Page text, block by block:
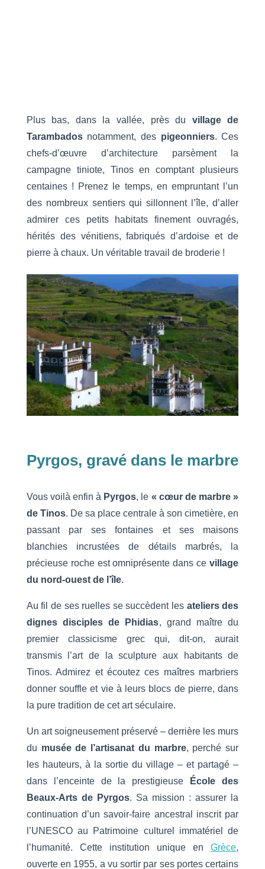
Plus bas, dans la vallée, près du village de
Tarambadosnotamment, des pigeonniers. Ces
chefs-d’œuvre d’architecture parsèment la
campagne tiniote, Tinos en comptant plusieurs
centaines ! Prenez le temps, en empruntant l’un
des nombreux sentiers qui sillonnent l’île, d’aller
admirer ces petits habitats finement ouvragés,
hérités des vénitiens, fabriqués d’ardoise et de
pierre à chaux. Un véritable travail de broderie !
Pyrgos, gravé dans le marbre
Vous voilà enfin à Pyrgos, le « cœur de marbre »
de Tinos. De sa place centrale à son cimetière, en
passant par ses fontaines et ses maisons
blanchies incrustées de détails marbrés, la
précieuse roche est omniprésente dans ce village
du nord-ouest de l’île.
Au fil de ses ruelles se succèdent les ateliers des
dignes disciples de Phidias, grand maître du
premier classicisme grec qui, dit-on, aurait
transmis l’art de la sculpture aux habitants de
Tinos. Admirez et écoutez ces maîtres marbriers
donner souffle et vie à leurs blocs de pierre, dans
la pure tradition de cet art séculaire.
Un art soigneusement préservé – derrière les murs
du musée de l’artisanat du marbre, perché sur
les hauteurs, à la sortie du village – et partagé –
dans l’enceinte de la prestigieuse
École des
Beaux-Arts de Pyrgos. Sa mission : assurer la
continuation d’un savoir-faire ancestral inscrit par
l’UNESCO au Patrimoine culturel immatériel de
l’humanité. Cette institution unique enGrèce,
ouverte en 1955, a vu sortir par ses portes certains